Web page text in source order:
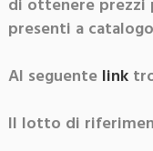
di ottenere prezzi
presenti a
Al seguente link
Il lotto di